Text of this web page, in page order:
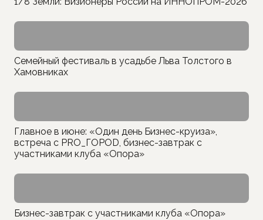
Семейный фестиваль в усадьбе Льва Толстого в
Хамовниках
Главное в июне: «Один день Бизнес-круиза»,
встреча с PRO_ГОРОD, бизнес-завтрак с
участниками клуба «Опора»
Бизнес-завтрак с участниками клуба «Опора»